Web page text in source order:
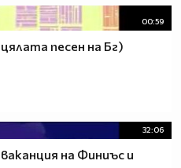
00:59
песен на Бг)
32:06
на Финиъс и